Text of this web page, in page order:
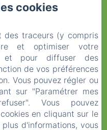
DE NL
cookies
des traceurs (y compris
et optimiser votre
et pour diffuser des
de vos préférences
Vous pouvez régler ou
sur "Paramétrer mes
Vous pouvez
en cliquant sur le
d'informations, vous